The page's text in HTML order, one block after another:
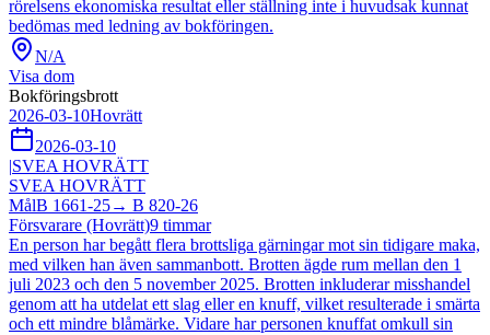
rörelsens ekonomiska resultat eller ställning inte i huvudsak kunnat
bedömas med ledning av bokföringen.
N/A
Visa dom
Bokföringsbrott
2026-03-10Hovrätt
2026-03-10
|SVEA HOVRÄTT
SVEA HOVRÄTT
MålB 1661-25→ B 820-26
Försvarare (Hovrätt)9 timmar
En person har begått flera brottsliga gärningar mot sin tidigare maka,
med vilken han även sammanbott. Brotten ägde rum mellan den 1
juli 2023 och den 5 november 2025. Brotten inkluderar misshandel
genom att ha utdelat ett slag eller en knuff, vilket resulterade i smärta
och ett mindre blåmärke. Vidare har personen knuffat omkull sin